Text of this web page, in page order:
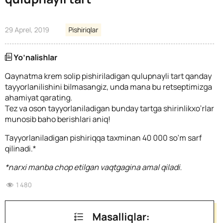
29 Aprel, 2019 Pishiriqlar
Yo’nalishlar
Qaynatma krem solip pishiriladigan qulupnayli tart qanday
tayyorlanilishini bilmasangiz, unda mana bu retseptimizga
ahamiyat qarating.
Tez va oson tayyorlaniladigan bunday tartga shirinlikxo’rlar
munosib baho berishlari aniq!
Tayyorlaniladigan pishiriqqa taxminan 40 000 so’m sarf
qilinadi.*
*narxi manba chop etilgan vaqtgagina amal qiladi.
1 480
Masalliqlar: